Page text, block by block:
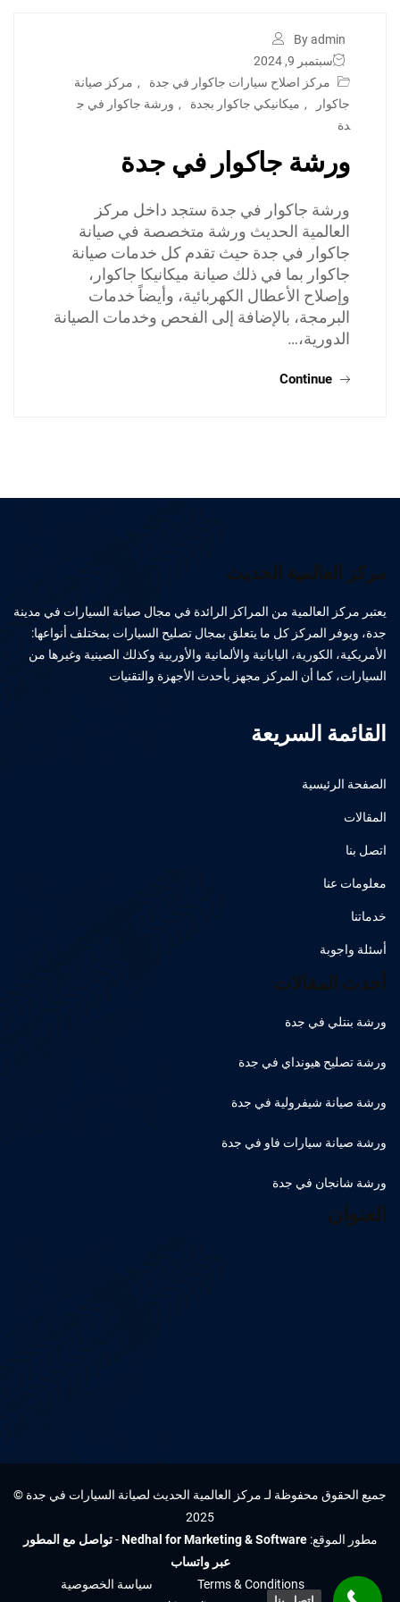
By admin
سبتمبر 9, 2024
مركز اصلاح سيارات جاكوار في جدة
, مركز صيانة
جاكوار
, ميكانيكي جاكوار بجدة , ورشة جاكوار في ج
دة
ورشة جاكوار في جدة
ورشة جاكوار في جدة ستجد داخل مركز
العالمية الحديث ورشة متخصصة في صيانة
جاكوار في جدة حيث تقدم كل خدمات صيانة
جاكوار بما في ذلك صيانة ميكانيكا جاكوار،
وإصلاح الأعطال الكهربائية، وأيضاً خدمات
البرمجة، بالإضافة إلى الفحص وخدمات الصيانة
الدورية،…
Continue
مركز العالمية الحديث
يعتبر مركز العالمية من المراكز الرائدة في مجال صيانة السيارات في مدينة
جدة، ويوفر المركز كل ما يتعلق بمجال تصليح السيارات بمختلف أنواعها:
الأمريكية، الكورية، اليابانية والألمانية والأوربية وكذلك الصينية وغيرها من
السيارات، كما أن المركز مجهز بأحدث الأجهزة والتقنيات
القائمة السريعة
الصفحة الرئيسية
المقالات
اتصل بنا
معلومات عنا
خدماتنا
أسئلة واجوبة
أحدث المقالات
ورشة بنتلي في جدة
ورشة تصليح هيونداي في جدة
ورشة صيانة شيفرولية في جدة
ورشة صيانة سيارات فاو في جدة
ورشة شانجان في جدة
العنوان
جميع الحقوق محفوظة لـ مركز العالمية الحديث لصيانة السيارات في جدة ©
2025
مطور الموقع:Nedhal for Marketing & Software
-تواصل مع المطور
عبر واتساب
Terms & Conditions
سياسة الخصوصية